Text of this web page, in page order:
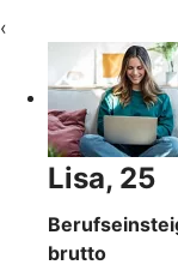
‹
Lisa, 25
brutto